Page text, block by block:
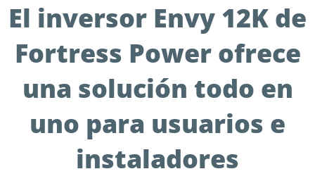
El inversor Envy 12K de
Fortress Power ofrece
una solución todo en
uno para usuarios e
instaladores